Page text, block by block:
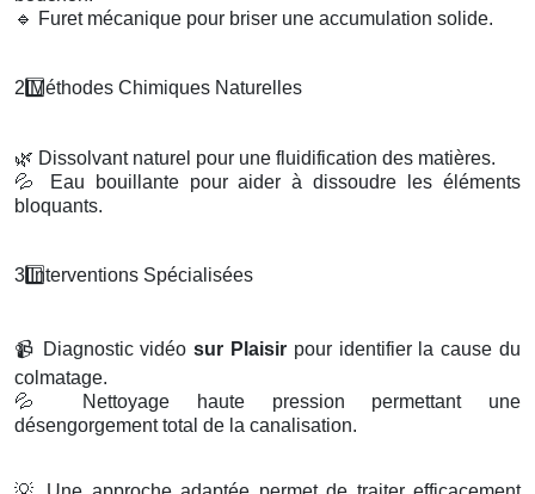
🔹 Furet mécanique pour briser une accumulation solide.
2️ Méthodes Chimiques Naturelles
🌿 Dissolvant naturel pour une fluidification des matières.
💦
Eau bouillante pour aider à dissoudre les éléments
bloquants.
3️Interventions Spécialisées
📹 Diagnostic vidéosur Plaisir pour identifier la cause du
colmatage.
💦
Nettoyage haute pression permettant une
désengorgement total de la canalisation.